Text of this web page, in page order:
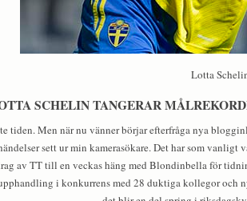
Lotta
SCHELIN TANGERAR
tiden. Men när nu vänner börjar efterfråga nya
sett ur min kamerasökare. Det har som
av TT till en veckas häng med Blondinbella för
i konkurrens med 28 duktiga kollegor och